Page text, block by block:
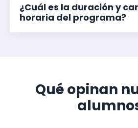
¿Cuál es la duración y
horaria del programa?
Qué opinan